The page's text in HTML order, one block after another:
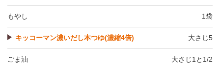
もやし 1袋
キッコーマン濃いだし本つゆ(濃縮4倍) 大さじ5
ごま油 大さじ1と1/2